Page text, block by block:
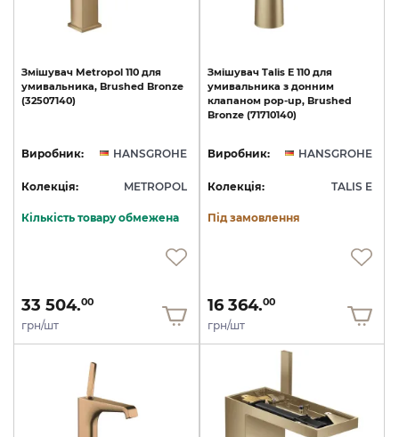
Змішувач Metropol 110 для
умивальника, Brushed Bronze
(32507140)
Виробник: HANSGROHE
Колекція: METROPOL
Кількість товару обмежена
33 504.00
грн/шт
Змішувач Talis E 110 для
умивальника з донним
клапаном pop-up, Brushed
Bronze (71710140)
Виробник: HANSGROHE
Колекція: TALIS E
Під замовлення
16 364.00
грн/шт